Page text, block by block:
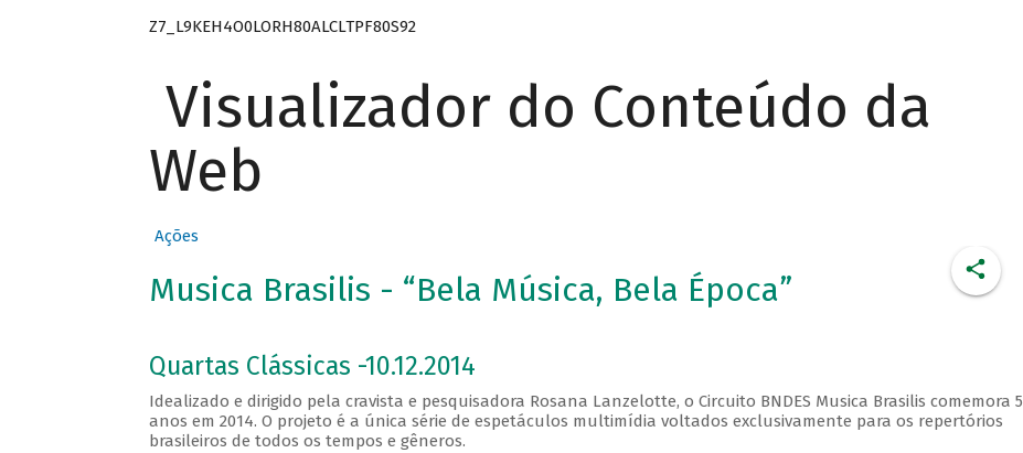
Z7_L9KEH4O0LORH80ALCLTPF80S92
Visualizador do Conteúdo da
Web
Ações
Musica Brasilis - “Bela Música, Bela Época”
Quartas Clássicas -10.12.2014
Idealizado e dirigido pela cravista e pesquisadora Rosana Lanzelotte, o Circuito BNDES Musica Brasilis comemora 5
anos em 2014. O projeto é a única série de espetáculos multimídia voltados exclusivamente para os repertórios
brasileiros de todos os tempos e gêneros.